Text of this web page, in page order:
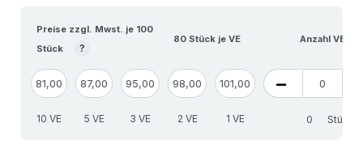
Preise zzgl. Mwst. je 100
Stück
?
80 Stück je VE Anzahl VE
81,00 87,00 95,00 98,00 101,00
10 VE 5 VE 3 VE 2 VE 1 VE Stück